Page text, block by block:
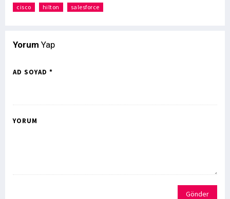
cisco hilton salesforce
Yorum Yap
AD SOYAD *
YORUM
Gönder